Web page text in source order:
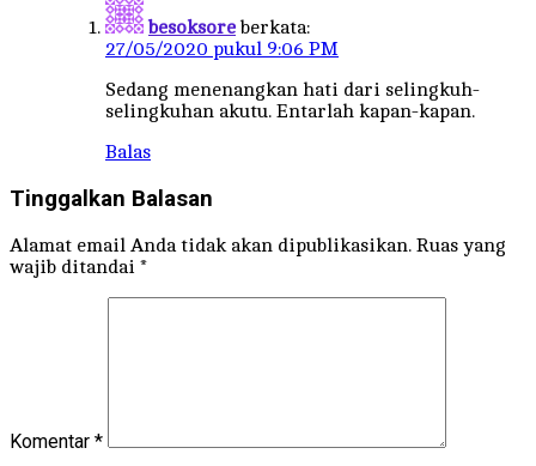
besoksore berkata:
27/05/2020 pukul 9:06 PM
Sedang menenangkan hati dari selingkuh-
selingkuhan akutu. Entarlah kapan-kapan.
Balas
Tinggalkan Balasan
Alamat email Anda tidak akan dipublikasikan. Ruas yang
wajib ditandai *
Komentar *